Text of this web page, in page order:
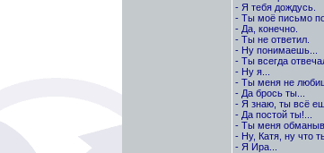
- Я тебя дождусь.
- Ты моё письмо
- Да, конечно.
- Ты не ответил.
- Ну понимаешь...
- Ты всегда
- Ну я...
- Ты меня не
- Да брось ты...
- Я знаю, ты всё
- Да постой ты!...
- Ты меня
- Ну, Катя, ну что
- Я Ира...